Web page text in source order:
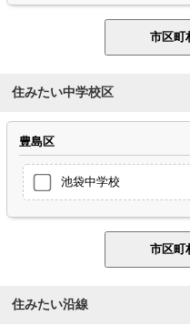
住みたい中学校区
豊島区
池袋中学校
住みたい沿線